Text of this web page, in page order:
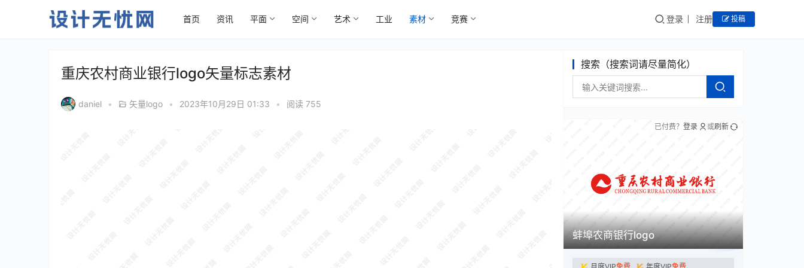
首页 资讯 平面 空间 艺术 工业 素材 竞赛 登录 注册 投稿
重庆农村商业银行logo矢量标志素材
daniel • 矢量logo • 2023年10月29日 01:33 • 阅读 755
搜索（搜索词请尽量简化）
蚌埠农商银行logo
已付费？ 登录 或刷新